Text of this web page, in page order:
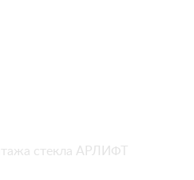
стекла АРЛИФТ